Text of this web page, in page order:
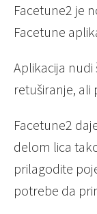
Facetune2 je
Facetune
Aplikacija
retuširanje, ali
Facetune2
delom lica
prilagodite
potrebe da